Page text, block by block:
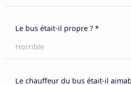
Le bus était-il propre ? *
Horrible
Le chauffeur du bus était-il